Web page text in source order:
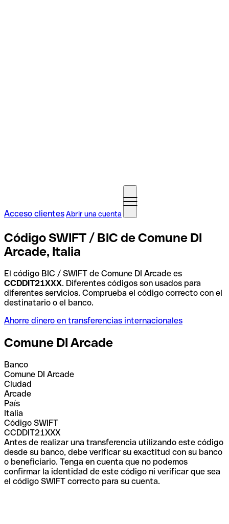
Acceso clientesAbrir una cuenta
Código SWIFT / BIC de Comune DI
Arcade, Italia
El código BIC / SWIFT de Comune DI Arcade es
CCDDIT21XXX. Diferentes códigos son usados para
diferentes servicios. Comprueba el código correcto con el
destinatario o el banco.
Ahorre dinero en transferencias internacionales
Comune DI Arcade
Banco
Comune DI Arcade
Ciudad
Arcade
País
Italia
Código SWIFT
CCDDIT21XXX
Antes de realizar una transferencia utilizando este código
desde su banco, debe verificar su exactitud con su banco
o beneficiario. Tenga en cuenta que no podemos
confirmar la identidad de este código ni verificar que sea
el código SWIFT correcto para su cuenta.